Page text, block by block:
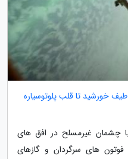
خورشید تا قلب پلوتوسیاره
چشمان غیرمسلح در افق های
فوتون های سرگردان و گازهای